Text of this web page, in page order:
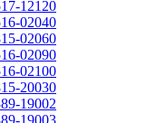
12120
02040
02060
02090
02100
20030
19002
19003